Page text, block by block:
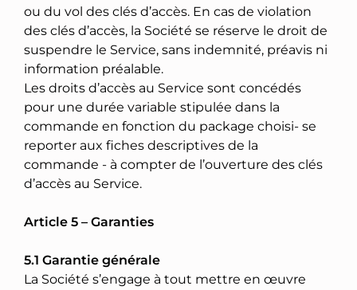
ou du vol des clés d’accès. En cas de violation
des clés d’accès, la Société se réserve le droit de
suspendre le Service, sans indemnité, préavis ni
information préalable.
Les droits d’accès au Service sont concédés
pour une durée variable stipulée dans la
commande en fonction du package choisi- se
reporter aux fiches descriptives de la
commande - à compter de l’ouverture des clés
d’accès au Service.
Article 5 – Garanties
5.1 Garantie générale
La Société s’engage à tout mettre en œuvre